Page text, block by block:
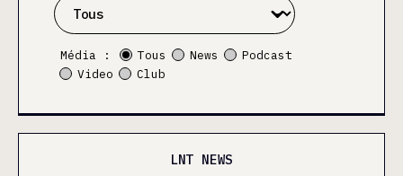
Média : Tous News
Podcast
Video
Club
LNT NEWS